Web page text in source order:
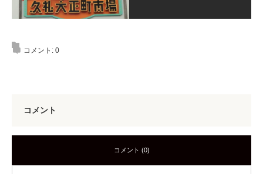
コメント: 0
コメント
コメント (0)